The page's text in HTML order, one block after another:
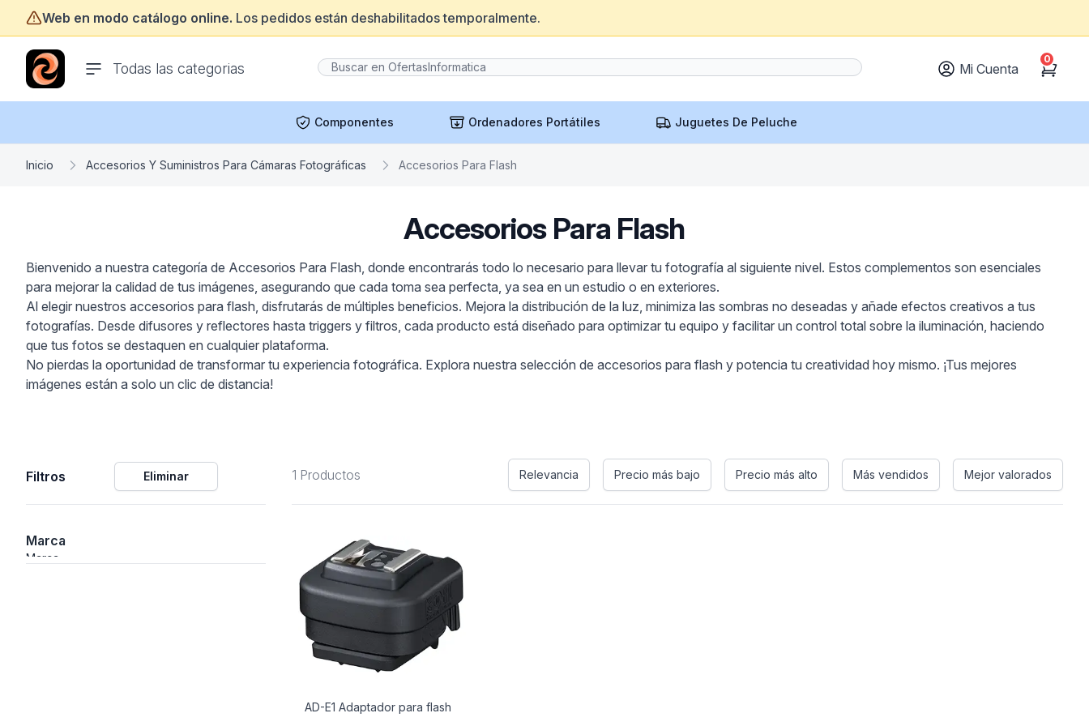
Web en modo catálogo online. Los pedidos están deshabilitados temporalmente.
Todas las categorias
ofertasinformatica.com
Mi Cuenta Cart
0
Componentes Ordenadores Portátiles Juguetes De Peluche
Inicio Accesorios Y Suministros Para Cámaras Fotográficas Accesorios Para Flash
Accesorios Para Flash
Bienvenido a nuestra categoría de Accesorios Para Flash, donde encontrarás todo lo necesario para llevar tu fotografía al siguiente nivel. Estos complementos son esenciales
para mejorar la calidad de tus imágenes, asegurando que cada toma sea perfecta, ya sea en un estudio o en exteriores.
Al elegir nuestros accesorios para flash, disfrutarás de múltiples beneficios. Mejora la distribución de la luz, minimiza las sombras no deseadas y añade efectos creativos a tus
fotografías. Desde difusores y reflectores hasta triggers y filtros, cada producto está diseñado para optimizar tu equipo y facilitar un control total sobre la iluminación, haciendo
que tus fotos se destaquen en cualquier plataforma.
No pierdas la oportunidad de transformar tu experiencia fotográfica. Explora nuestra selección de accesorios para flash y potencia tu creatividad hoy mismo. ¡Tus mejores
imágenes están a solo un clic de distancia!
Filtros Eliminar
Marca
Marca
1 Productos Relevancia Precio más bajo Precio más alto Más vendidos Mejor valorados
AD-E1 Adaptador para flash